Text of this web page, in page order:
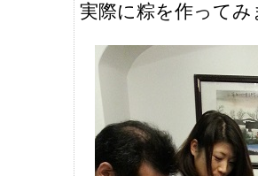
実際に粽を作ってみ